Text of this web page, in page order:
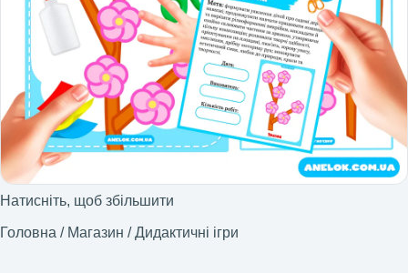
Натисніть, щоб збільшити
Головна / Магазин / Дидактичні ігри